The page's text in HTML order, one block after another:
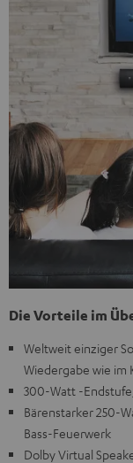
Die Vorteile im
Weltweit einziger
Wiedergabe wie im
300-Watt -
Bärenstarker 250-
Bass-Feuerwerk
Dolby Virtual